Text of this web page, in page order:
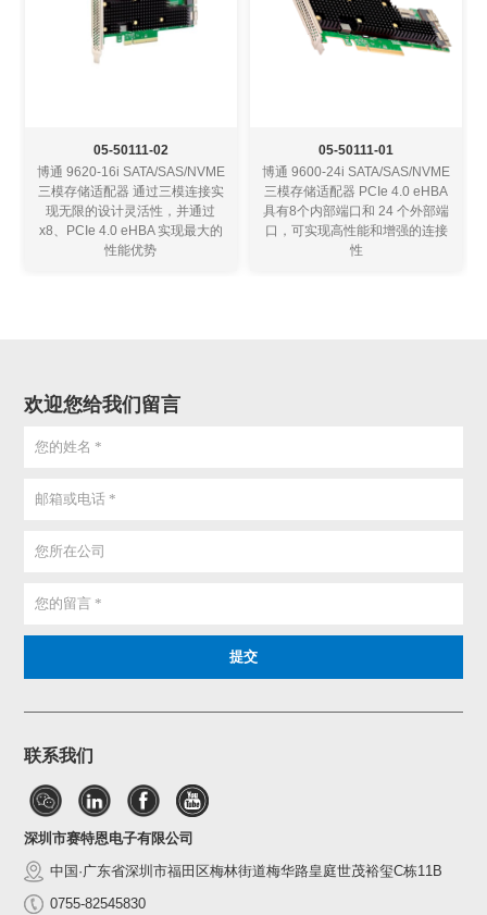
05-50111-02
博通 9620-16i SATA/SAS/NVME
三模存储适配器 通过三模连接实
现无限的设计灵活性，并通过
x8、PCIe 4.0 eHBA 实现最大的
性能优势
05-50111-01
博通 9600-24i SATA/SAS/NVME
三模存储适配器 PCIe 4.0 eHBA
具有8个内部端口和 24 个外部端
口，可实现高性能和增强的连接
性
欢迎您给我们留言
联系我们
深圳市赛特恩电子有限公司
中国·广东省深圳市福田区梅林街道梅华路皇庭世茂裕玺C栋11B
0755-82545830